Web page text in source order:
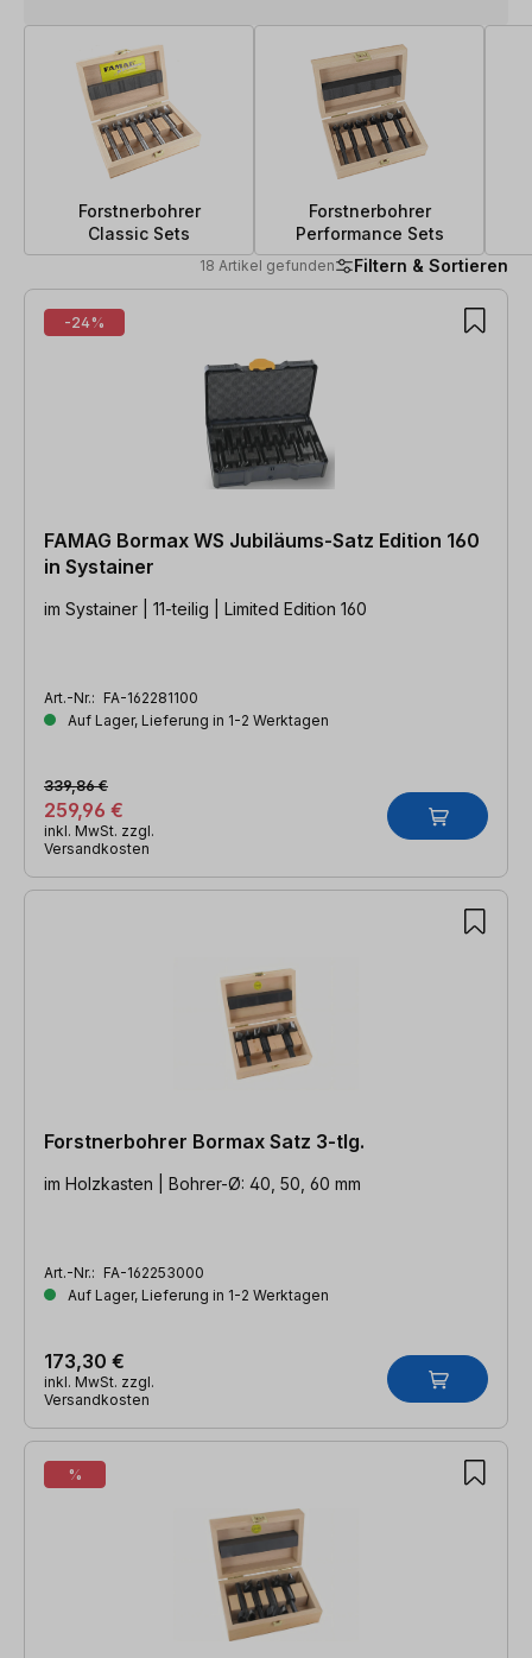
Forstnerbohrer
Classic Sets
Forstnerbohrer
Performance Sets
18 Artikel gefunden Filtern & Sortieren
18 Artikel gefunden
-24%
FAMAG Bormax WS Jubiläums-Satz Edition 160
in Systainer
im Systainer | 11-teilig | Limited Edition 160
Art.-Nr.: FA-162281100
Auf Lager, Lieferung in 1-2 Werktagen
259,96 €
339,86 €
inkl. MwSt. zzgl.
Versandkosten
Forstnerbohrer Bormax Satz 3-tlg.
im Holzkasten | Bohrer-Ø: 40, 50, 60 mm
Art.-Nr.: FA-162253000
Auf Lager, Lieferung in 1-2 Werktagen
173,30 €
inkl. MwSt. zzgl.
Versandkosten
%